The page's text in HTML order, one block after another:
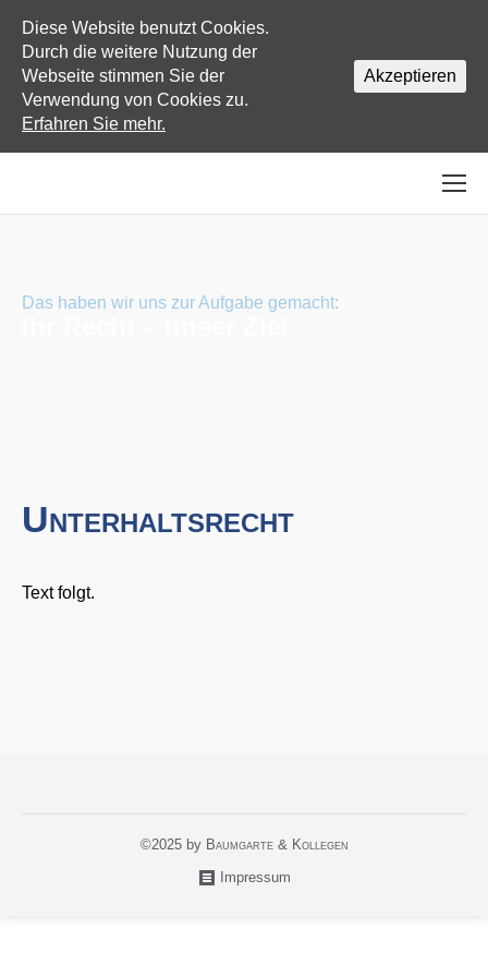
Das haben wir uns zur Aufgabe gemacht:
Unterhaltsrecht
Text folgt.
©2025 by Baumgarte & Kollegen
Impressum
Diese Website benutzt Cookies.
Durch die weitere Nutzung der
Webseite stimmen Sie der
Verwendung von Cookies zu.
Erfahren Sie mehr.
Akzeptieren